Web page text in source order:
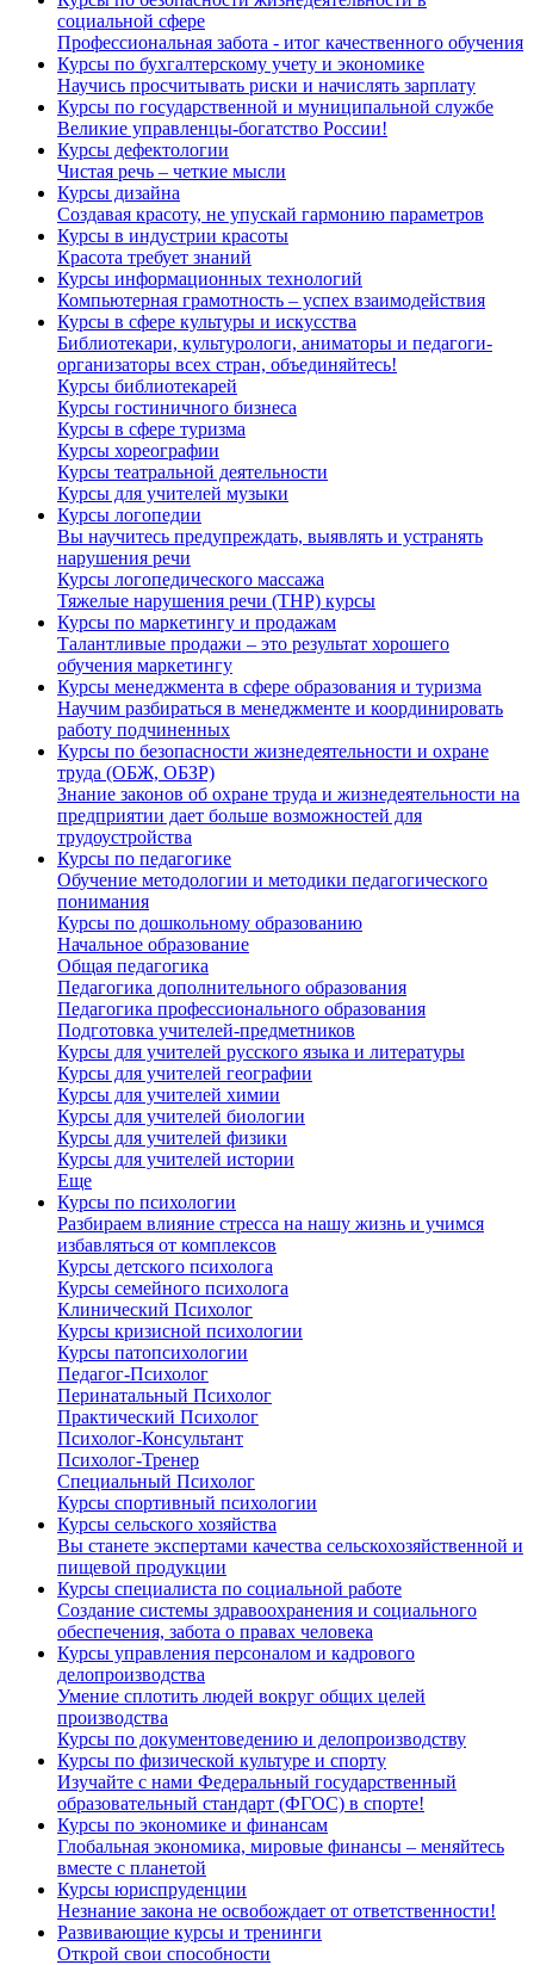
социальной сфере
Профессиональная забота - итог качественного обучения
Курсы по бухгалтерскому учету и экономике
Научись просчитывать риски и начислять зарплату
Курсы по государственной и муниципальной службе
Великие управленцы-богатство России!
Курсы дефектологии
Чистая речь – четкие мысли
Курсы дизайна
Создавая красоту, не упускай гармонию параметров
Курсы в индустрии красоты
Красота требует знаний
Курсы информационных технологий
Компьютерная грамотность – успех взаимодействия
Курсы в сфере культуры и искусства
Библиотекари, культурологи, аниматоры и педагоги-
организаторы всех стран, объединяйтесь!
Курсы библиотекарей
Курсы гостиничного бизнеса
Курсы в сфере туризма
Курсы хореографии
Курсы театральной деятельности
Курсы для учителей музыки
Курсы логопедии
Вы научитесь предупреждать, выявлять и устранять
нарушения речи
Курсы логопедического массажа
Тяжелые нарушения речи (ТНР) курсы
Курсы по маркетингу и продажам
Талантливые продажи – это результат хорошего
обучения маркетингу
Курсы менеджмента в сфере образования и туризма
Научим разбираться в менеджменте и координировать
работу подчиненных
Курсы по безопасности жизнедеятельности и охране
труда (ОБЖ, ОБЗР)
Знание законов об охране труда и жизнедеятельности на
предприятии дает больше возможностей для
трудоустройства
Курсы по педагогике
Обучение методологии и методики педагогического
понимания
Курсы по дошкольному образованию
Начальное образование
Общая педагогика
Педагогика дополнительного образования
Педагогика профессионального образования
Подготовка учителей-предметников
Курсы для учителей русского языка и литературы
Курсы для учителей географии
Курсы для учителей химии
Курсы для учителей биологии
Курсы для учителей физики
Курсы для учителей истории
Еще
Курсы по психологии
Разбираем влияние стресса на нашу жизнь и учимся
избавляться от комплексов
Курсы детского психолога
Курсы семейного психолога
Клинический Психолог
Курсы кризисной психологии
Курсы патопсихологии
Педагог-Психолог
Перинатальный Психолог
Практический Психолог
Психолог-Консультант
Психолог-Тренер
Специальный Психолог
Курсы спортивный психологии
Курсы сельского хозяйства
Вы станете экспертами качества сельскохозяйственной и
пищевой продукции
Курсы специалиста по социальной работе
Создание системы здравоохранения и социального
обеспечения, забота о правах человека
Курсы управления персоналом и кадрового
делопроизводства
Умение сплотить людей вокруг общих целей
производства
Курсы по документоведению и делопроизводству
Курсы по физической культуре и спорту
Изучайте с нами Федеральный государственный
образовательный стандарт (ФГОС) в спорте!
Курсы по экономике и финансам
Глобальная экономика, мировые финансы – меняйтесь
вместе с планетой
Курсы юриспруденции
Незнание закона не освобождает от ответственности!
Развивающие курсы и тренинги
Открой свои способности